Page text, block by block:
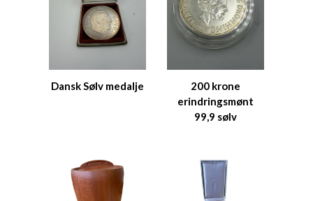
Dansk Sølv medalje
200 krone
erindringsmønt
99,9 sølv